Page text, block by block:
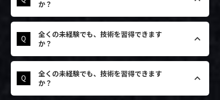
供したい」という情熱だけです。安心して飛び
社のトップインストーラーがマンツーマンに近
何度も実践を繰り返すことで、身体で技術を覚
えていただきます。必要なのは「良いものを提
供したい」という情熱だけです。安心して飛び
ストーラーを目指せるよう設計された、独自の
技術研修プログラムをご用意しています。
研修では、フィルムの基礎知識から、ALNEX
の核となる「ハイブリッド施工技術」まで、当
社のトップインストーラーがマンツーマンに近
何度も実践を繰り返すことで、身体で技術を覚
えていただきます。必要なのは「良いものを提
供したい」という情熱だけです。安心して飛び
か？
店制度は、未経験からでもプロのフィルムイン
ストーラーを目指せるよう設計された、独自の
技術研修プログラムをご用意しています。
研修では、フィルムの基礎知識から、ALNEX
の核となる「ハイブリッド施工技術」まで、当
社のトップインストーラーがマンツーマンに近
Q
全くの未経験でも、技術を習得できます
か？
keyboard_arrow_up
店制度は、未経験からでもプロのフィルムイン
ストーラーを目指せるよう設計された、独自の
技術研修プログラムをご用意しています。
Q
全くの未経験でも、技術を習得できます
か？
keyboard_arrow_up